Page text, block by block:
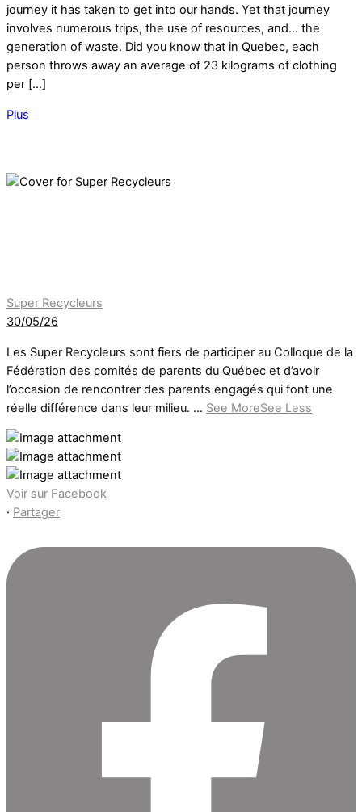
journey it has taken to get into our hands. Yet that journey
involves numerous trips, the use of resources, and… the
generation of waste. Did you know that in Quebec, each
person throws away an average of 23 kilograms of clothing
per […]
Plus
Super Recycleurs
30/05/26
Les Super Recycleurs sont fiers de participer au Colloque de la
Fédération des comités de parents du Québec et d’avoir
l’occasion de rencontrer des parents engagés qui font une
réelle différence dans leur milieu. ... See MoreSee Less
Voir sur Facebook
· Partager